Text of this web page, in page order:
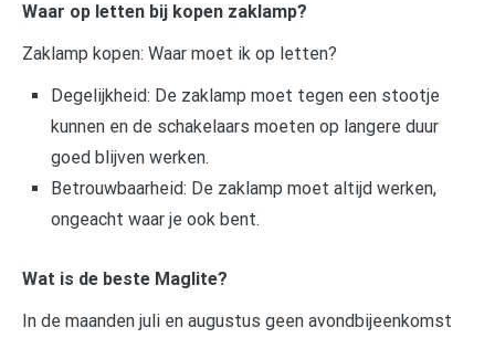
Waar op letten bij kopen zaklamp?
Zaklamp kopen: Waar moet ik op letten?
Degelijkheid: De zaklamp moet tegen een stootje
kunnen en de schakelaars moeten op langere duur
goed blijven werken.
Betrouwbaarheid: De zaklamp moet altijd werken,
ongeacht waar je ook bent.
Wat is de beste Maglite?
In de maanden juli en augustus geen avondbijeenkomst